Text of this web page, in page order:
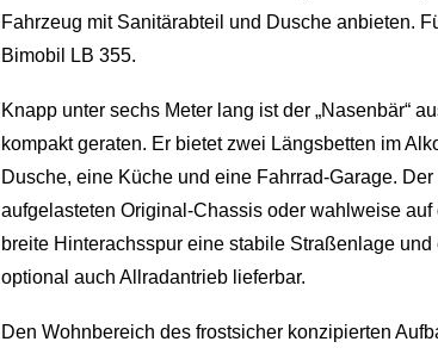
Fahrzeug mit Sanitärabteil und Dusche anbieten.
Bimobil LB 355.
Knapp unter sechs Meter lang ist der „Nasenbär“
kompakt geraten. Er bietet zwei Längsbetten im
Dusche, eine Küche und eine Fahrrad-Garage.
aufgelasteten Original-Chassis oder wahlweise
breite Hinterachsspur eine stabile Straßenlage
optional auch Allradantrieb lieferbar.
Den Wohnbereich des frostsicher konzipierten